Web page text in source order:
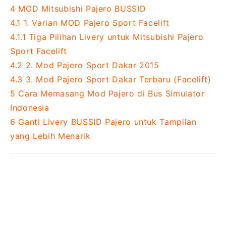
4 MOD Mitsubishi Pajero BUSSID
4.1 1. Varian MOD Pajero Sport Facelift
4.1.1 Tiga Pilihan Livery untuk Mitsubishi Pajero
Sport Facelift
4.2 2. Mod Pajero Sport Dakar 2015
4.3 3. Mod Pajero Sport Dakar Terbaru (Facelift)
5 Cara Memasang Mod Pajero di Bus Simulator
Indonesia
6 Ganti Livery BUSSID Pajero untuk Tampilan
yang Lebih Menarik